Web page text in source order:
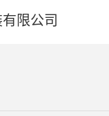
限公司